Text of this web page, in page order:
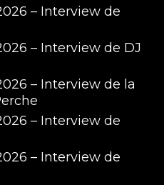
Saison 9 #05
– Interview de
– Interview de DJ
– Interview de la
– Interview de
– Interview de